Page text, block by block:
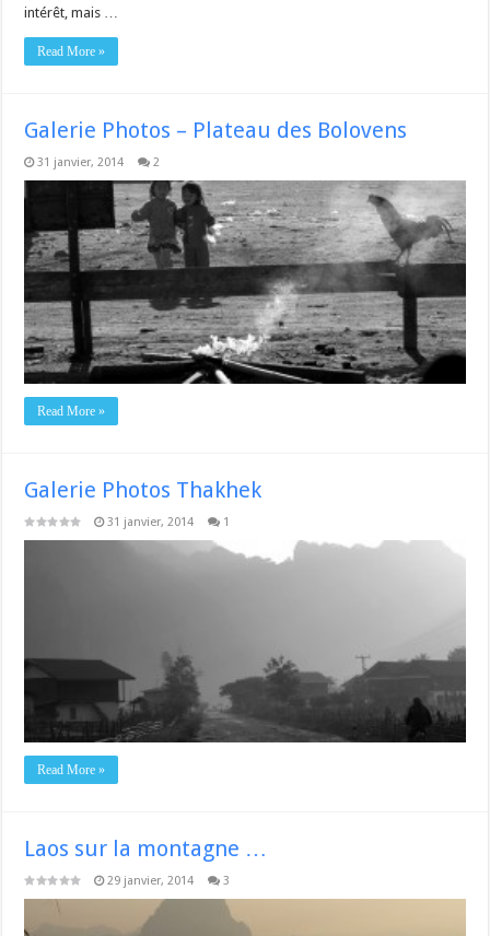
intérêt, mais …
Read More »
Galerie Photos – Plateau des Bolovens
31 janvier, 2014 2
Read More »
Galerie Photos Thakhek
31 janvier, 2014 1
Read More »
Laos sur la montagne …
29 janvier, 2014 3